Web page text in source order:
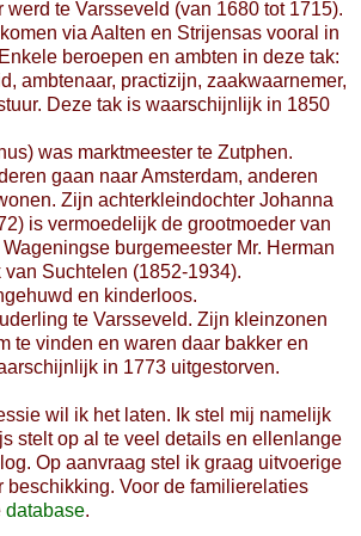
werd te Varsseveld (van 1680 tot 1715).
via Aalten en Strijensas vooral in
beroepen en ambten in deze tak:
ambtenaar, practizijn, zaakwaarnemer,
Deze tak is waarschijnlijk in 1850
was marktmeester te Zutphen.
gaan naar Amsterdam, anderen
Zijn achterkleindochter Johanna
is vermoedelijk de grootmoeder van
burgemeester Mr. Herman
Suchtelen (1852-1934).
en kinderloos.
te Varsseveld. Zijn kleinzonen
te vinden en waren daar bakker en
in 1773 uitgestorven.
wil ik het laten. Ik stel mij namelijk
stelt op al te veel details en ellenlange
Op aanvraag stel ik graag uitvoerige
beschikking. Voor de familierelaties
database.